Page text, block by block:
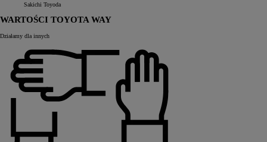
Sakichi Toyoda
WARTOŚCI TOYOTA WAY
Działamy dla innych